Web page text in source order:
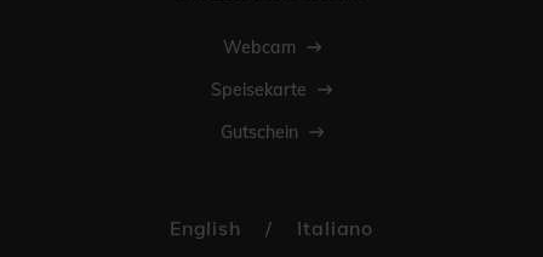
Webcam
Speisekarte
Gutschein
English / Italiano